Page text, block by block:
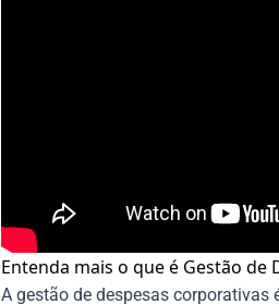
Entenda mais o que é Gestão de
A gestão de despesas corporativas